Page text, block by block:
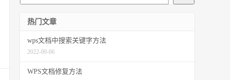
热门文章
wps文档中搜索关键字方法
2022-09-06
WPS文档修复方法